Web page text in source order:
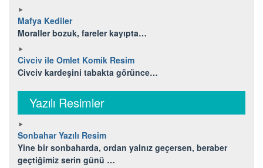
Mafya Kediler
Moraller bozuk, fareler kayıpta…
Civciv ile Omlet Komik Resim
Civciv kardeşini tabakta görünce…
Yazılı Resimler
Sonbahar Yazılı Resim
Yine bir sonbaharda, ordan yalnız geçersen, beraber
geçtiğimiz serin günü …